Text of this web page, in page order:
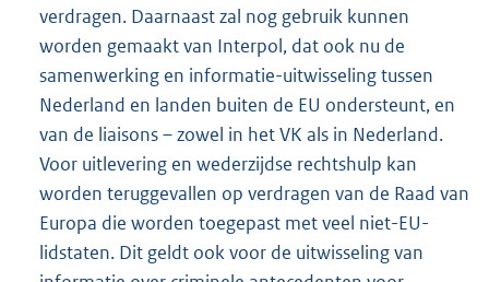
verdragen. Daarnaast zal nog gebruik kunnen
worden gemaakt van Interpol, dat ook nu de
samenwerking en informatie-uitwisseling tussen
Nederland en landen buiten de EU ondersteunt, en
van de liaisons – zowel in het VK als in Nederland.
Voor uitlevering en wederzijdse rechtshulp kan
worden teruggevallen op verdragen van de Raad van
Europa die worden toegepast met veel niet-EU-
lidstaten. Dit geldt ook voor de uitwisseling van